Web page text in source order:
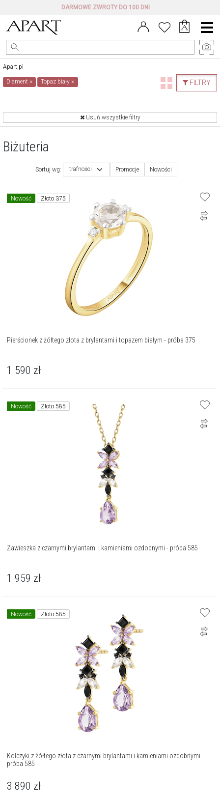
KONTAKT
Menu
główne
Apart.pl
FILTRY
Diament× Topaz biały×
Usuń wszystkie filtry
Biżuteria
Sortuj wg: trafności Promocje Nowości
Nowość Złoto 375
Pierścionek z żółtego złota z brylantami i topazem białym - próba 375
1 590 zł
Nowość Złoto 585
Zawieszka z czarnymi brylantami i kamieniami ozdobnymi - próba 585
1 959 zł
Nowość Złoto 585
Kolczyki z żółtego złota z czarnymi brylantami i kamieniami ozdobnymi -
próba 585
3 890 zł